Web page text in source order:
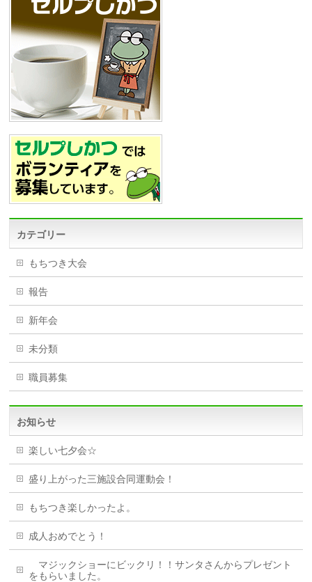
カテゴリー
もちつき大会
報告
新年会
未分類
職員募集
お知らせ
楽しい七夕会☆
盛り上がった三施設合同運動会！
もちつき楽しかったよ。
成人おめでとう！
マジックショーにビックリ！！サンタさんからプレゼント
をもらいました。